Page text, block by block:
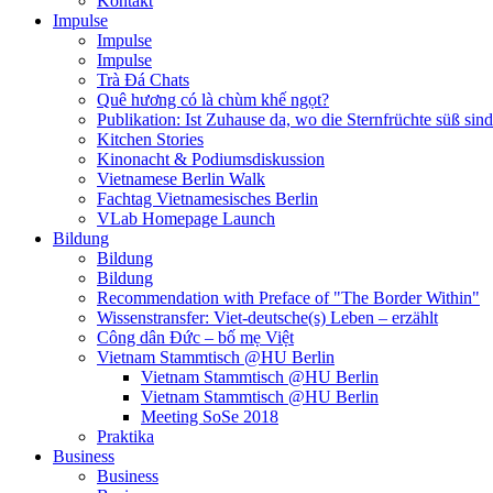
Impulse
Impulse
Impulse
Trà Đá Chats
Quê hương có là chùm khế ngọt?
Publikation: Ist Zuhause da, wo die Sternfrüchte süß
Kitchen Stories
Kinonacht & Podiumsdiskussion
Vietnamese Berlin Walk
Fachtag Vietnamesisches Berlin
VLab Homepage Launch
Bildung
Bildung
Bildung
Recommendation with Preface of "The Border Within"
Wissenstransfer: Viet-deutsche(s) Leben – erzählt
Công dân Đức – bố mẹ Việt
Vietnam Stammtisch @HU Berlin
Vietnam Stammtisch @HU Berlin
Vietnam Stammtisch @HU Berlin
Meeting SoSe 2018
Praktika
Business
Business